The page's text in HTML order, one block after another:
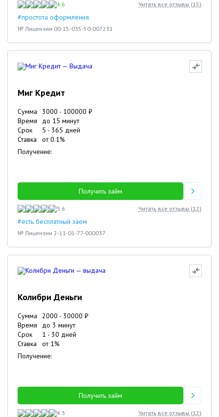
4.6 Читать все отзывы (15)
#простота оформления
№ Лицензии 00-15-035-50-007231
Миг Кредит
Сумма 3000 - 100000 ₽
Время
до 15 минут
Срок
5 - 365 дней
Ставка
от0.1%
Получение:
Получить займ
3.6 Читать все отзывы (12)
#есть бесплатный заем
№ Лицензии 2-11-01-77-000037
Колибри Деньги
Сумма 2000 - 30000 ₽
Время
до 3 минут
Срок
1 - 30 дней
Ставка
от 1%
Получение:
Получить займ
4.3 Читать все отзывы (12)